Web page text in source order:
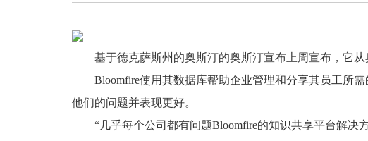
基于德克萨斯州的奥斯汀的奥斯汀宣布上周宣布，它从
Bloomfire使用其数据库帮助企业管理和分享其员工所
他们的问题并表现更好。
“几乎每个公司都有问题Bloomfire的知识共享平台解决